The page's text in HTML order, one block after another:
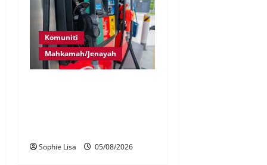
Komuniti
Mahkamah/Jenayah
Sophie Lisa 05/08/2026